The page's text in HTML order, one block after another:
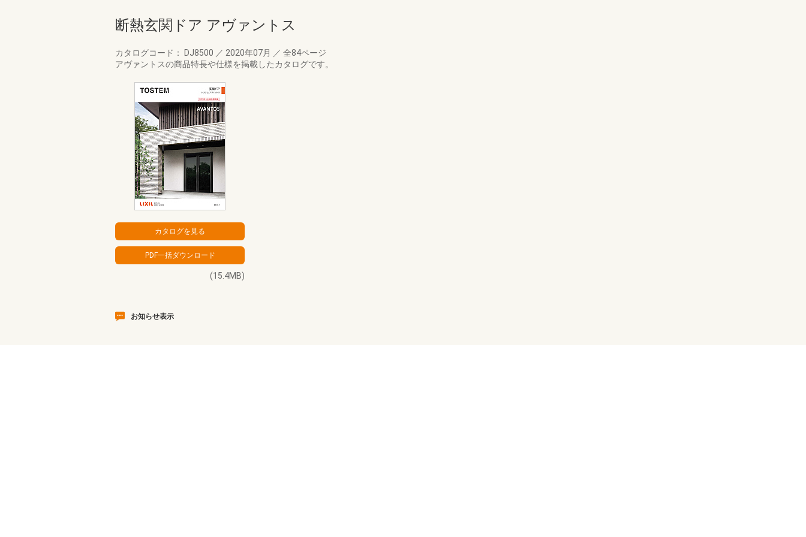
断熱玄関ドア アヴァントス
カタログコード： DJ8500 ／ 2020年07月 ／ 全84ページ
アヴァントスの商品特長や仕様を掲載したカタログです。
(15.4MB)
お知らせ表示